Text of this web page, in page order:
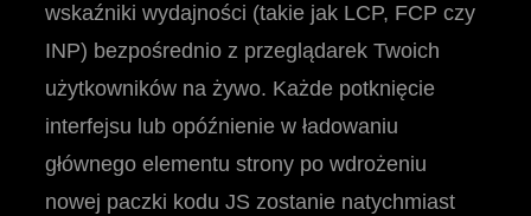
wskaźniki wydajności (takie jak LCP, FCP czy
INP) bezpośrednio z przeglądarek Twoich
użytkowników na żywo. Każde potknięcie
interfejsu lub opóźnienie w ładowaniu
głównego elementu strony po wdrożeniu
nowej paczki kodu JS zostanie natychmiast